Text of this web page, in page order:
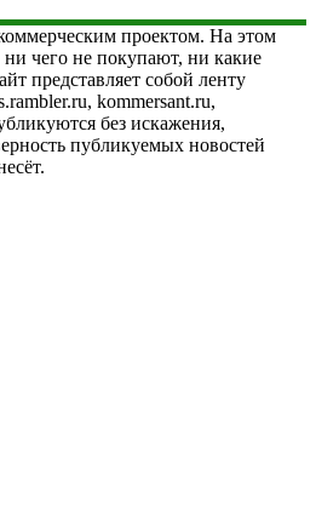
проектом. На этом
чего не покупают, ни какие
представляет собой ленту
kommersant.ru,
без искажения,
публикуемых новостей